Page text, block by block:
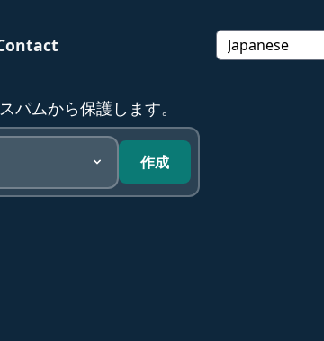
ムから保護します。
作成